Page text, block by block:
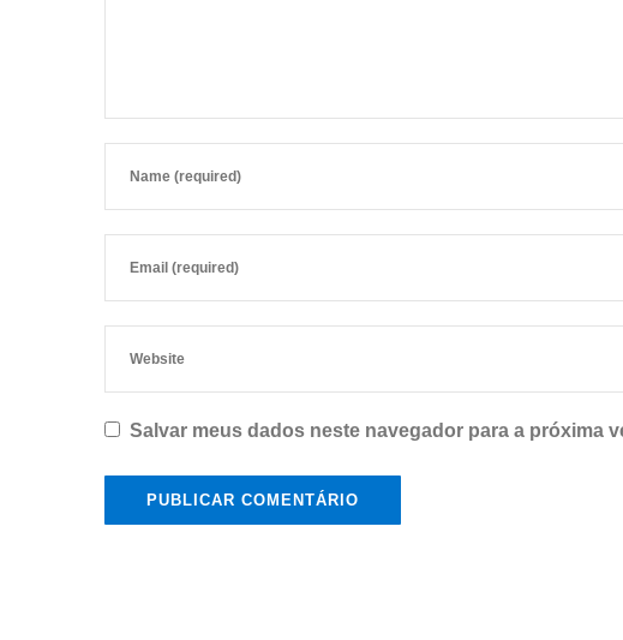
Salvar meus dados neste navegador para a próxima